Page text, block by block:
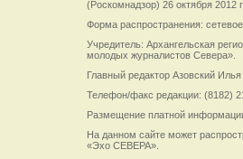
(Роскомнадзор) 26 октября 2012
Форма распространения: сетевое
Учредитель: Архангельская
молодых журналистов Севера».
Главный редактор Азовский Илья
Телефон/факс редакции: (8182)
Размещение платной
На данном сайте может
«Эхо СЕВЕРА».